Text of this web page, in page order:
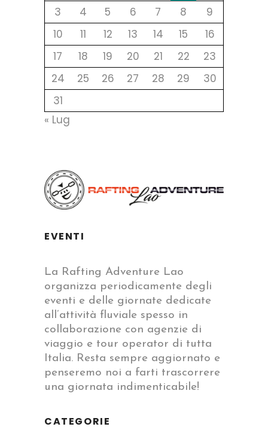
3
4 5 6 7 8
9
10
11 12 13 14 15
16
17
18 19 20 21 22
23
24
25 26 27 28 29
30
31
« Lug
EVENTI
La Rafting Adventure Lao
organizza periodicamente degli
eventi e delle giornate dedicate
all’attività fluviale spesso in
collaborazione con agenzie di
viaggio e tour operator di tutta
Italia. Resta sempre aggiornato e
penseremo noi a farti trascorrere
una giornata indimenticabile!
CATEGORIE